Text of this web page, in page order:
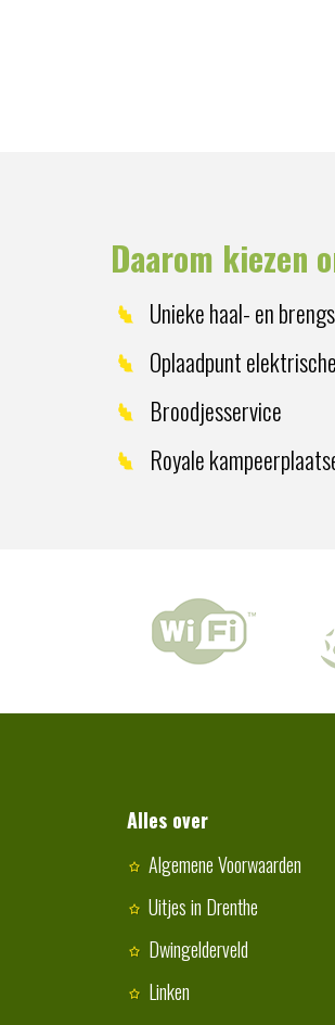
Daarom kiezen
Unieke haal- en
Oplaadpunt
Broodjesservice
Royale
Alles over
Algemene Voorwaarden
Uitjes in Drenthe
Dwingelderveld
Linken